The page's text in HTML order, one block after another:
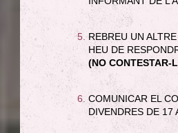
REBREU UN
HEU DE
(NO CONTESTAR-
COMUNICAR EL
DIVENDRES DE 17